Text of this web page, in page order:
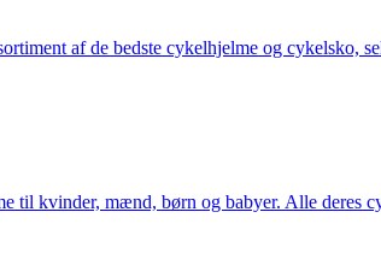
af de bedste cykelhjelme og cykelsko,
til kvinder, mænd, børn og babyer. Alle